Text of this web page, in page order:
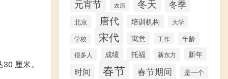
厘米。
元宵节 农历 冬天 冬季
北京 唐代 培训机构 大学
学校 宋代 寓意 工作 年龄
很多人 成绩 托福 新东方 新年
时间 春节 春节期间 是一个